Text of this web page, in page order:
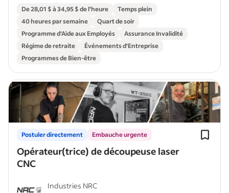
De 28,01 $ à 34,95 $ de l’heure
Temps plein
40 heures par semaine
Quart de soir
Programme d'Aide aux Employés
Assurance Invalidité
Régime de retraite
Événements d'Entreprise
Programmes de Bien-être
Opérateur(trice) de découpeuse laser
CNC
Postuler directement Embauche urgente
Industries NRC